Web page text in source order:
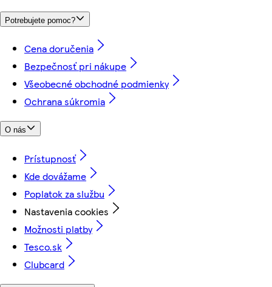
Potrebujete pomoc?
Cena doručenia
Bezpečnosť pri nákupe
Všeobecné obchodné podmienky
Ochrana súkromia
O nás
Prístupnosť
Kde dovážame
Poplatok za službu
Nastavenia cookies
Možnosti platby
Tesco.sk
Clubcard